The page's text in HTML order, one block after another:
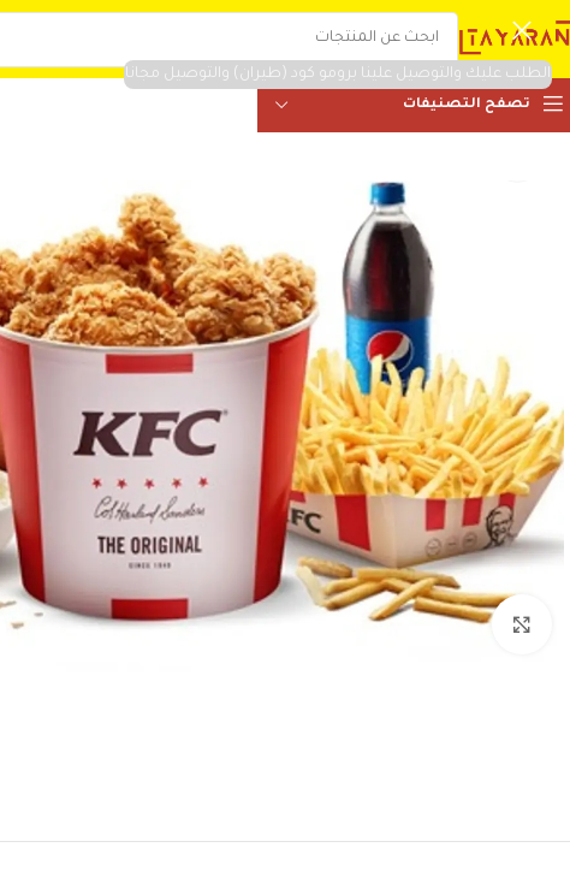
الطلب عليك والتوصيل علينا برومو كود (طيران) والتوصيل مجانا
تصفح التصنيفات
Click to enlarge